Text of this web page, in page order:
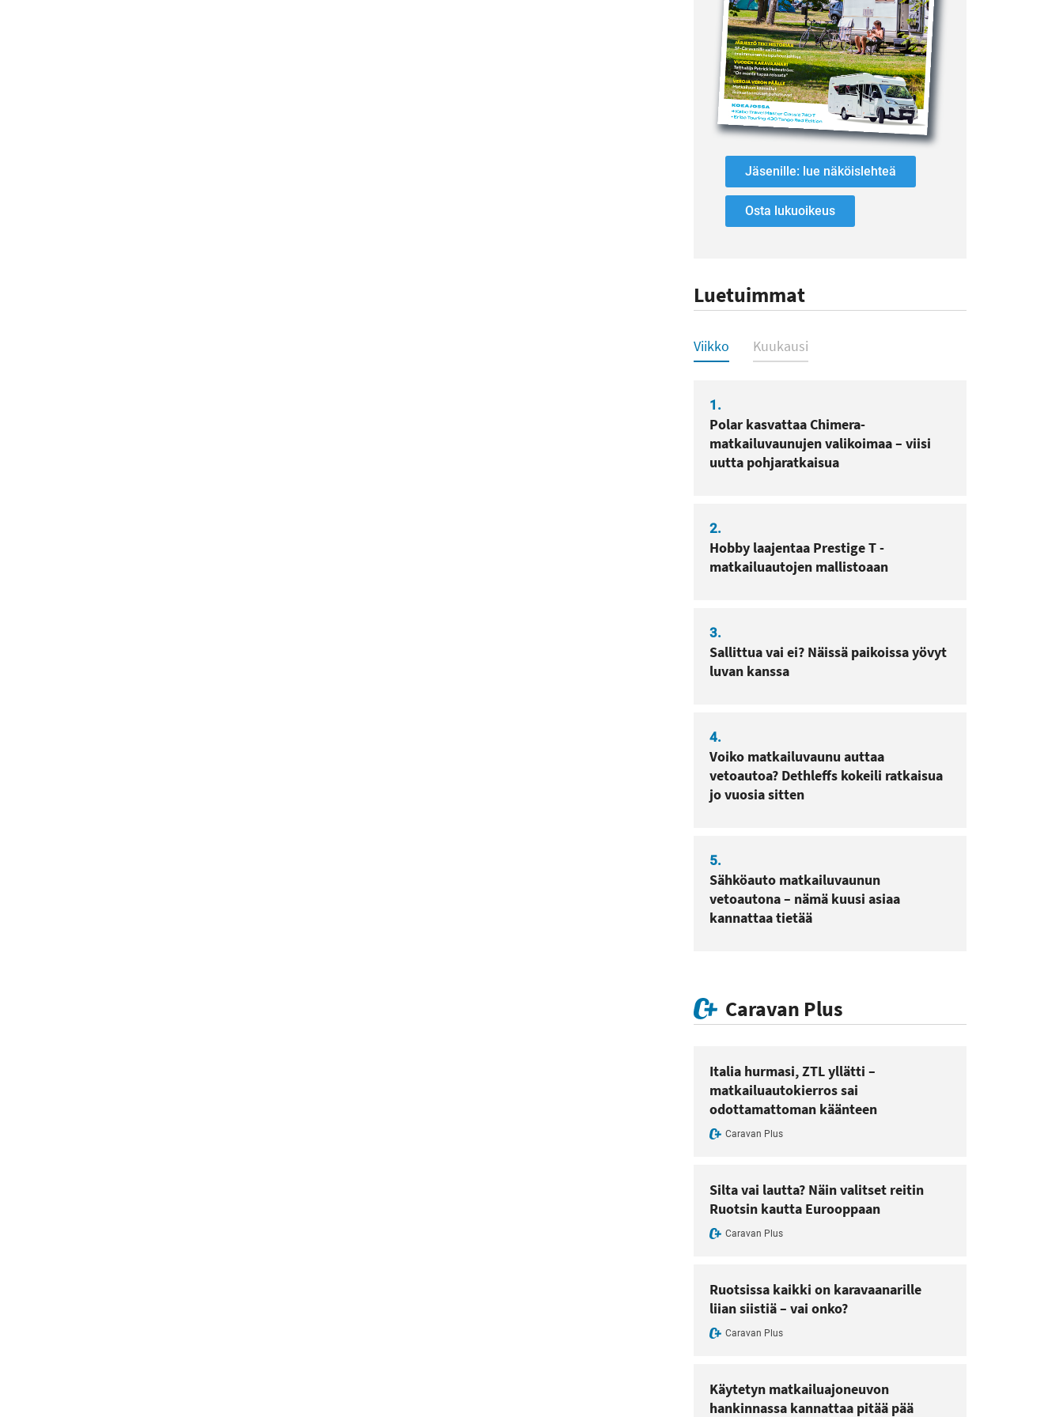
Jäsenille: lue näköislehteä
Osta lukuoikeus
Luetuimmat
Luetuimmat
Viikko Kuukausi
1.
Polar kasvattaa Chimera-
matkailuvaunujen valikoimaa – viisi
uutta pohjaratkaisua
2.
Hobby laajentaa Prestige T -
matkailuautojen mallistoaan
3.
Sallittua vai ei? Näissä paikoissa yövyt
luvan kanssa
4.
Voiko matkailuvaunu auttaa
vetoautoa? Dethleffs kokeili ratkaisua
jo vuosia sitten
5.
Sähköauto matkailuvaunun
vetoautona – nämä kuusi asiaa
kannattaa tietää
Caravan Plus
Italia hurmasi, ZTL yllätti –
matkailuautokierros sai
odottamattoman käänteen
Caravan Plus
Silta vai lautta? Näin valitset reitin
Ruotsin kautta Eurooppaan
Caravan Plus
Ruotsissa kaikki on karavaanarille
liian siistiä – vai onko?
Caravan Plus
Käytetyn matkailuajoneuvon
hankinnassa kannattaa pitää pää